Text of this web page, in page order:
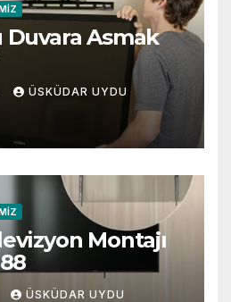
Asmak
ÜSKÜDAR UYDU
Montajı
ÜSKÜDAR UYDU